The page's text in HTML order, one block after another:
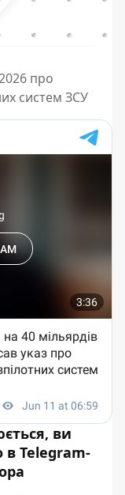
про
систем ЗСУ
ви
в Telegram-